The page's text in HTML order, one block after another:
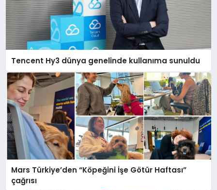
Tencent Hy3 dünya genelinde kullanıma sunuldu
Mars Türkiye’den “Köpeğini İşe Götür Haftası”
çağrısı